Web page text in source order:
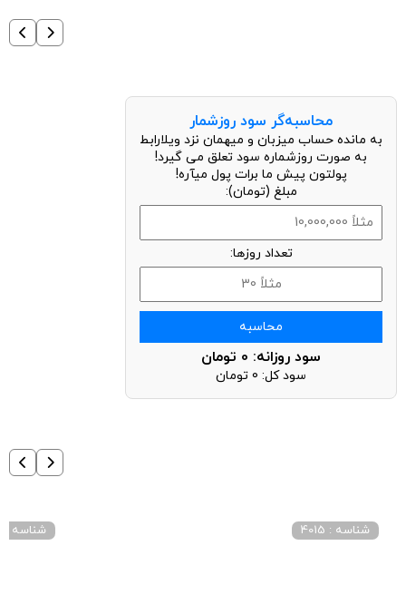
محاسبه‌گر سود روزشمار
به مانده حساب میزبان و میهمان نزد ویلارابط
به صورت روزشماره سود تعلق می گیرد!
پولتون پیش ما برات پول میآره!
مبلغ (تومان):
تعداد روزها:
محاسبه
سود روزانه: 0 تومان
سود کل: 0 تومان
شناسه : 4015 شناسه : 5005